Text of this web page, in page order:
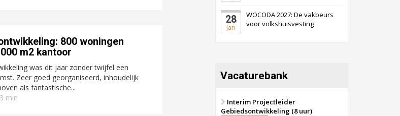
800 woningen
m2 kantoor
was dit jaar zonder twijfel een
Zeer goed georganiseerd, inhoudelijk
als fantastische...
3 min
28
jan
WOCODA 2027: De vakbeurs
voor volkshuisvesting
Vacaturebank
Interim Projectleider
Gebiedsontwikkeling (8 uur)